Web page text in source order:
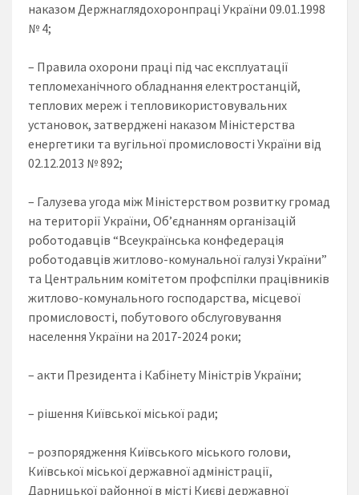
наказом Держнаглядохоронпраці України 09.01.1998
№ 4;
– Правила охорони праці під час експлуатації
тепломеханічного обладнання електростанцій,
теплових мереж і тепловикористовувальних
установок, затверджені наказом Міністерства
енергетики та вугільної промисловості України від
02.12.2013 № 892;
– Галузева угода між Міністерством розвитку громад
на території України, Об’єднанням організацій
роботодавців “Всеукраїнська конфедерація
роботодавців житлово-комунальної галузі України”
та Центральним комітетом профспілки працівників
житлово-комунального господарства, місцевої
промисловості, побутового обслуговування
населення України на 2017-2024 роки;
– акти Президента і Кабінету Міністрів України;
– рішення Київської міської ради;
– розпорядження Київського міського голови,
Київської міської державної адміністрації,
Дарницької районної в місті Києві державної